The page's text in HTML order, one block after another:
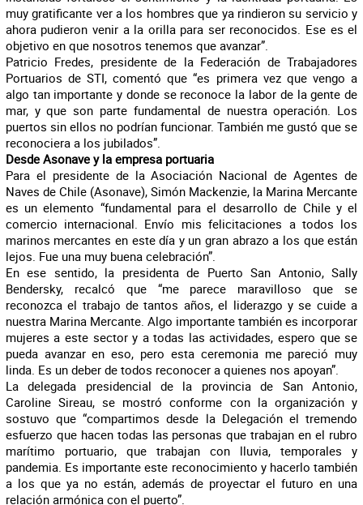
muy gratificante ver a los hombres que ya rindieron su servicio y
ahora pudieron venir a la orilla para ser reconocidos. Ese es el
objetivo en que nosotros tenemos que avanzar”.
Patricio Fredes, presidente de la Federación de Trabajadores
Portuarios de STI, comentó que “es primera vez que vengo a
algo tan importante y donde se reconoce la labor de la gente de
mar, y que son parte fundamental de nuestra operación. Los
puertos sin ellos no podrían funcionar. También me gustó que se
reconociera a los jubilados”.
Desde Asonave y la empresa portuaria
Para el presidente de la Asociación Nacional de Agentes de
Naves de Chile (Asonave), Simón Mackenzie, la Marina Mercante
es un elemento “fundamental para el desarrollo de Chile y el
comercio internacional. Envío mis felicitaciones a todos los
marinos mercantes en este día y un gran abrazo a los que están
lejos. Fue una muy buena celebración”.
En ese sentido, la presidenta de Puerto San Antonio, Sally
Bendersky, recalcó que “me parece maravilloso que se
reconozca el trabajo de tantos años, el liderazgo y se cuide a
nuestra Marina Mercante. Algo importante también es incorporar
mujeres a este sector y a todas las actividades, espero que se
pueda avanzar en eso, pero esta ceremonia me pareció muy
linda. Es un deber de todos reconocer a quienes nos apoyan”.
La delegada presidencial de la provincia de San Antonio,
Caroline Sireau, se mostró conforme con la organización y
sostuvo que “compartimos desde la Delegación el tremendo
esfuerzo que hacen todas las personas que trabajan en el rubro
marítimo portuario, que trabajan con lluvia, temporales y
pandemia. Es importante este reconocimiento y hacerlo también
a los que ya no están, además de proyectar el futuro en una
relación armónica con el puerto”.